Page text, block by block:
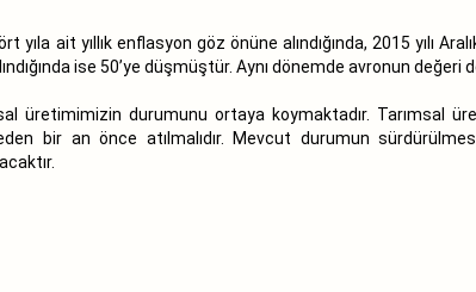
ait yıllık enflasyon göz önüne alındığında, 2015 yılı
ise 50’ye düşmüştür. Aynı dönemde avronun değeri
üretimimizin durumunu ortaya koymaktadır. Tarımsal
bir an önce atılmalıdır. Mevcut durumun sürdürülmesi